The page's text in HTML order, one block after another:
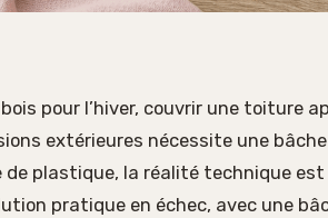
pour l’hiver, couvrir une toiture
extérieures nécessite une
de plastique, la réalité technique
pratique en échec, avec une